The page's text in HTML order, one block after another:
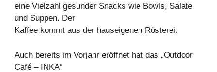
eine Vielzahl gesunder Snacks wie Bowls, Salate
und Suppen. Der
Kaffee kommt aus der hauseigenen Rösterei.
Auch bereits im Vorjahr eröffnet hat das „Outdoor
Café – INKA“